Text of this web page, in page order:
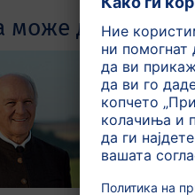
може да Ве